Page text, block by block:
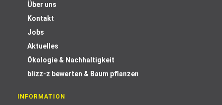
Über uns
Kontakt
Jobs
Aktuelles
Ökologie & Nachhaltigkeit
blizz-z bewerten & Baum pflanzen
INFORMATION